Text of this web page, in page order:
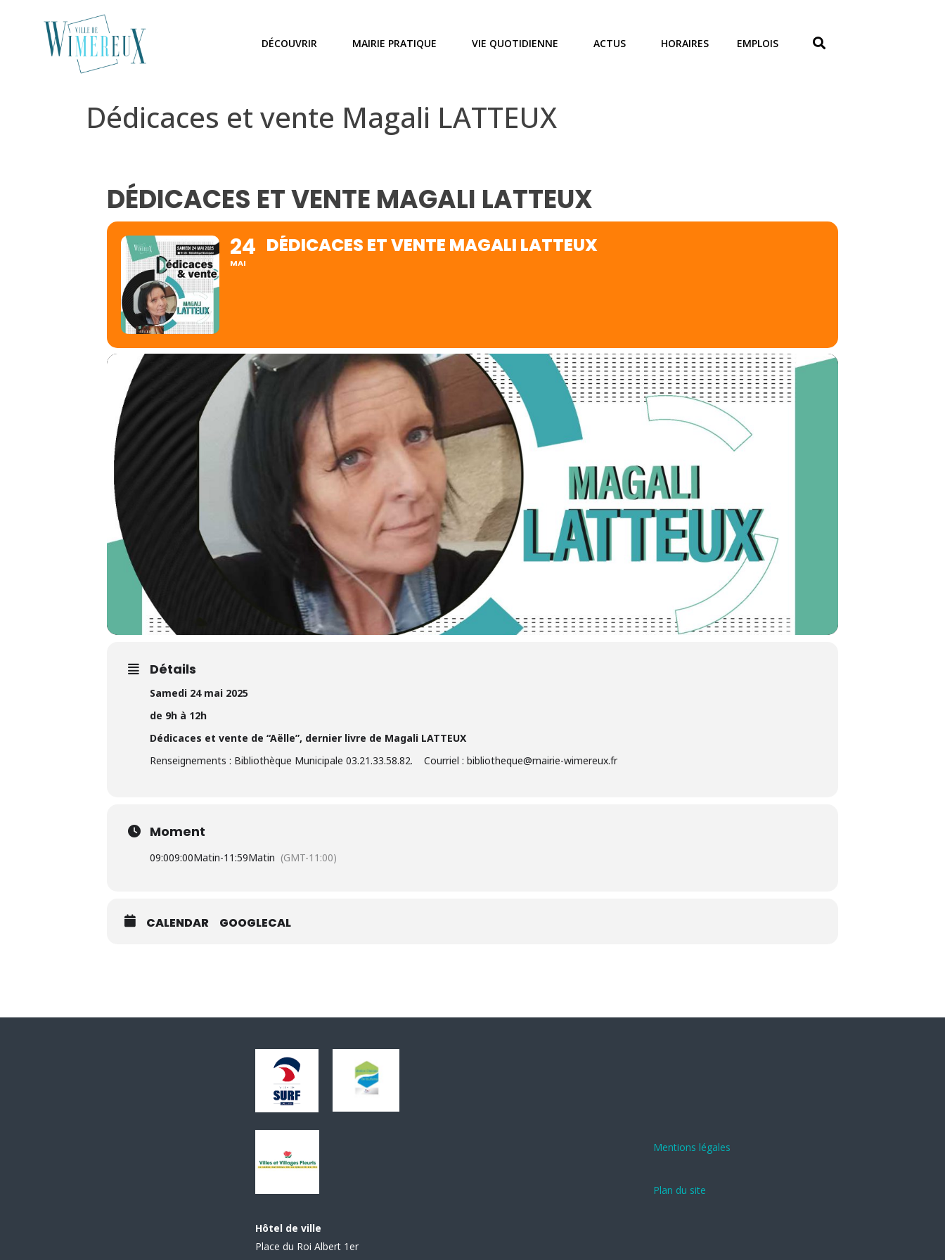
DÉCOUVRIR MAIRIE PRATIQUE VIE QUOTIDIENNE ACTUS HORAIRES EMPLOIS
Dédicaces et vente Magali LATTEUX
DÉDICACES ET VENTE MAGALI LATTEUX
24
MAI
DÉDICACES ET VENTE MAGALI LATTEUX
Détails
Samedi 24 mai 2025
de 9h à 12h
Dédicaces et vente de “Aëlle”, dernier livre de Magali LATTEUX
Renseignements : Bibliothèque Municipale 03.21.33.58.82. Courriel : bibliotheque@mairie-wimereux.fr
Moment
09:009:00Matin-11:59Matin (GMT-11:00)
CALENDAR GOOGLECAL
Hôtel de ville
Place du Roi Albert 1er
Mentions légales
Plan du site